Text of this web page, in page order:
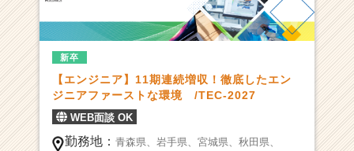
力
支
福
利
厚
生・
研
新卒
【エンジニア】11期連続増収！徹底したエン
ジニアファーストな環境 /TEC-2027
WEB面談 OK
勤務地： 青森県、 岩手県、 宮城県、 秋田県、